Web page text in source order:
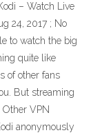
– Watch Live
24, 2017 ; No
to watch the big
quite like
of other fans
But streaming
VPN
anonymously